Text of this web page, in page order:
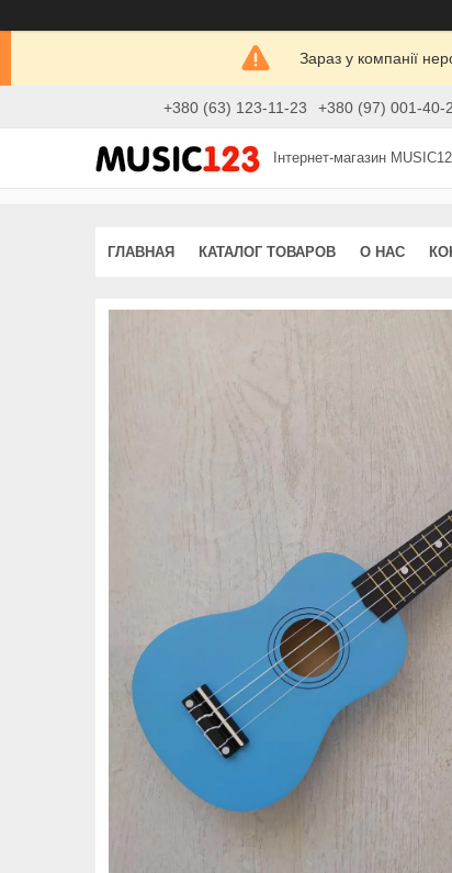
Зараз у компанії
+380 (63) 123-11-23 +380 (97) 001-40-
Інтернет-магазин
ГЛАВНАЯ КАТАЛОГ ТОВАРОВ О НАС